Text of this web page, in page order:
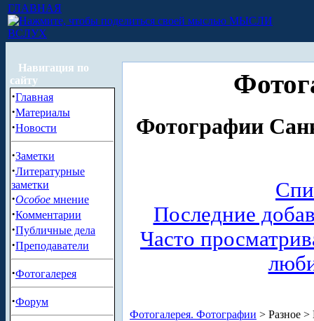
ГЛАВНАЯ
МЫСЛИ
ВСЛУХ
Навигация по
сайту
·Главная
·Материалы
·Новости
·Заметки
·Литературные
заметки
·Особое мнение
·Комментарии
·Публичные дела
·Преподаватели
·Фотогалерея
·Форум
Фотографии
Последние
Часто
Фотогалерея. Фотографии > Разное >